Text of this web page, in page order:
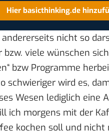
Hier basicthinking.de
nicht so
viele wünschen
bzw Programme
schwieriger wird es,
Wesen lediglich eine
ich morgens mit der
kochen soll und